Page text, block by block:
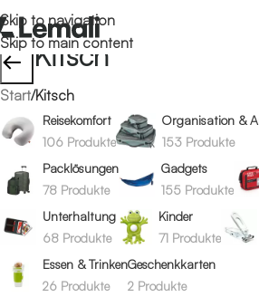
Skip to navigation
Skip to main content
← Kitsch
Start/Kitsch
Reisekomfort
106 Produkte
Organisation &
153 Produkte
Packlösungen
78 Produkte
Gadgets
155 Produkte
Unterhaltung
68 Produkte
Kinder
71 Produkte
Essen & Trinken
26 Produkte
Geschenkkarten
2 Produkte